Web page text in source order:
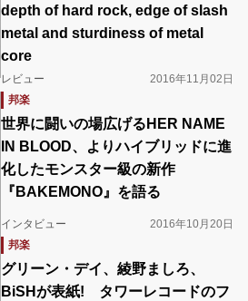
depth of hard rock, edge of slash
metal and sturdiness of metal
core
レビュー
2016年11月02日
邦楽
世界に闘いの場広げるHER NAME
IN BLOOD、よりハイブリッドに進
化したモンスター級の新作
『BAKEMONO』を語る
インタビュー
2016年10月20日
邦楽
グリーン・デイ、綾野ましろ、
BiSHが表紙! タワーレコードのフ